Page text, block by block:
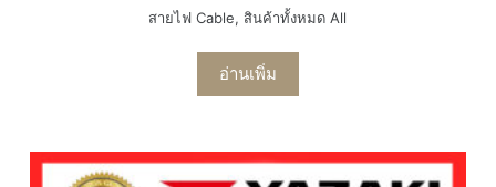
สายไฟ Cable, สินค้าทั้งหมด All
อ่านเพิ่ม